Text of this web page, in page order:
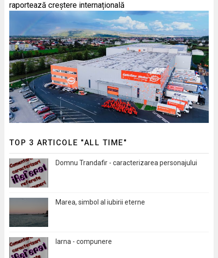
raportează creștere internațională
TOP 3 ARTICOLE "ALL TIME"
Domnu Trandafir - caracterizarea personajului
Marea, simbol al iubirii eterne
Iarna - compunere